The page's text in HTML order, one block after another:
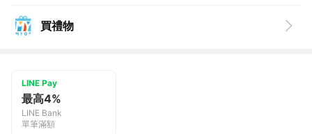
買禮物
LINE Pay
最高4%
LINE Bank
單筆滿額